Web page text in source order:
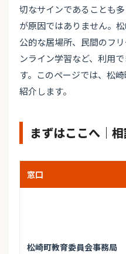
切なサインであることも
が原因ではありません。
公的な居場所、民間のフ
ンライン学習など、利用
す。このページでは、松
紹介します。
まずはここへ｜
窓口
松崎町教育委員会事務局